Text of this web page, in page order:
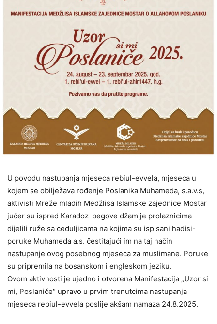
U povodu nastupanja mjeseca rebiul-evvela, mjeseca u
kojem se obilježava rođenje Poslanika Muhameda, s.a.v.s,
aktivisti Mreže mladih Medžlisa Islamske zajednice Mostar
jučer su ispred Karađoz-begove džamije prolaznicima
dijelili ruže sa ceduljicama na kojima su ispisani hadisi-
poruke Muhameda a.s. čestitajući im na taj način
nastupanje ovog posebnog mjeseca za muslimane. Poruke
su pripremila na bosanskom i engleskom jeziku.
Ovom aktivnosti je ujedno i otvorena Manifestacija „Uzor si
mi, Poslaniče“ upravo u prvim trenutcima nastupanja
mjeseca rebiul-evvela poslije akšam namaza 24.8.2025.